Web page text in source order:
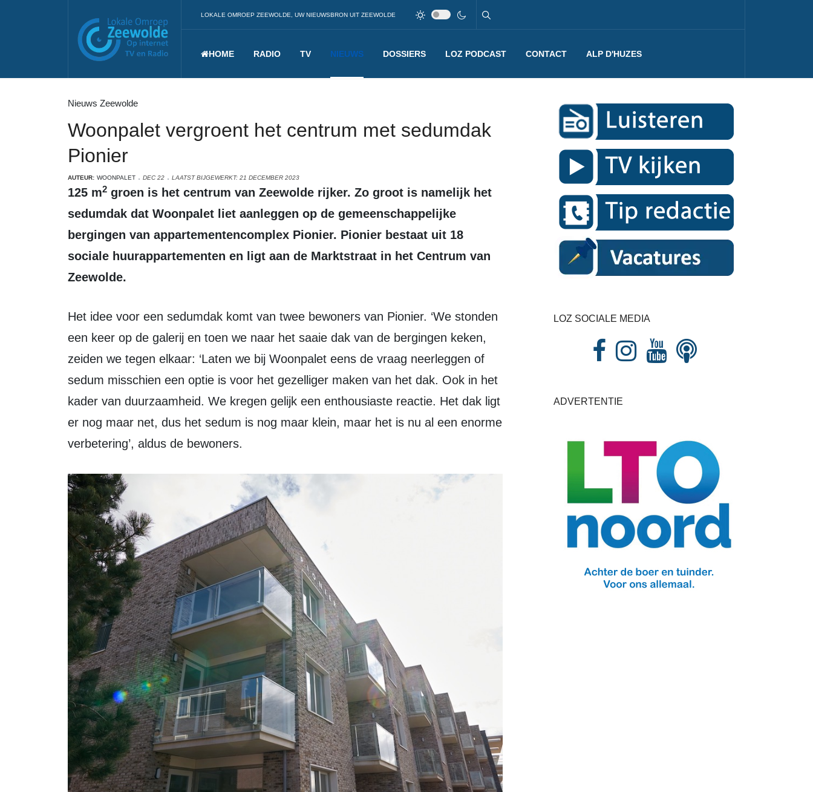
LOKALE OMROEP ZEEWOLDE, UW NIEUWSBRON UIT ZEEWOLDE
HOME RADIO TV NIEUWS DOSSIERS LOZ PODCAST CONTACT ALP D'HUZES
Nieuws Zeewolde
Woonpalet vergroent het centrum met sedumdak
Pionier
AUTEUR: WOONPALET DEC 22 LAATST BIJGEWERKT: 21 DECEMBER 2023
125 m2 groen is het centrum van Zeewolde rijker. Zo groot is namelijk het
sedumdak dat Woonpalet liet aanleggen op de gemeenschappelijke
bergingen van appartementencomplex Pionier. Pionier bestaat uit 18
sociale huurappartementen en ligt aan de Marktstraat in het Centrum van
Zeewolde.
Het idee voor een sedumdak komt van twee bewoners van Pionier. ‘We stonden
een keer op de galerij en toen we naar het saaie dak van de bergingen keken,
zeiden we tegen elkaar: ‘Laten we bij Woonpalet eens de vraag neerleggen of
sedum misschien een optie is voor het gezelliger maken van het dak. Ook in het
kader van duurzaamheid. We kregen gelijk een enthousiaste reactie. Het dak ligt
er nog maar net, dus het sedum is nog maar klein, maar het is nu al een enorme
verbetering’, aldus de bewoners.
LOZ SOCIALE MEDIA
ADVERTENTIE